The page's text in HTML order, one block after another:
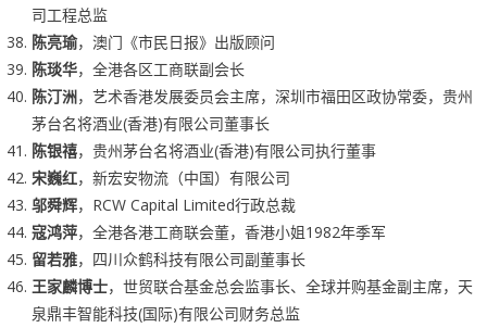
司工程总监
陈亮瑜，澳门《市民日报》出版顾问
陈琰华，全港各区工商联副会长
陈汀洲，艺术香港发展委员会主席，深圳市福田区政协常委，贵州
茅台名将酒业(香港)有限公司董事长
陈银禧，贵州茅台名将酒业(香港)有限公司执行董事
宋巍红，新宏安物流（中国）有限公司
邬舜辉，RCW Capital Limited行政总裁
寇鸿萍，全港各港工商联会董，香港小姐1982年季军
留若雅，四川众鹤科技有限公司副董事长
王家麟博士，世贸联合基金总会监事长、全球并购基金副主席，天
泉鼎丰智能科技(国际)有限公司财务总监